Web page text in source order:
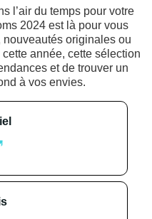
l’air du temps pour votre
2024 est là pour vous
originales ou
année, cette sélection
et de trouver un
à vos envies.